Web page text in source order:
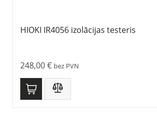
HIOKI IR4056 izolācijas testeris
248,00€ bez PVN